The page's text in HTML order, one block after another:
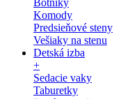
Botníky
Komody
Predsieňové steny
Vešiaky na stenu
Detská izba
+
Sedacie vaky
Taburetky